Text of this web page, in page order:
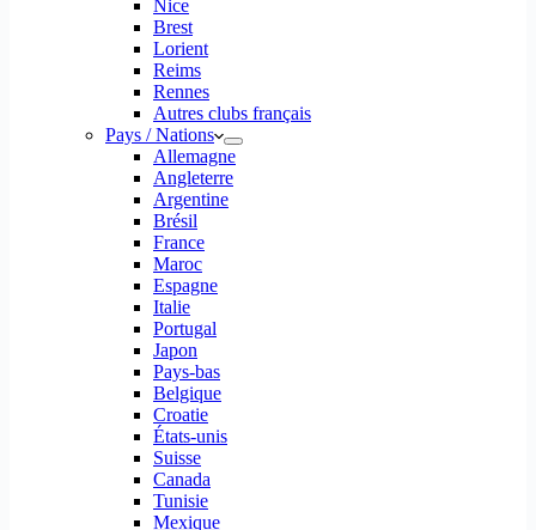
Nice
Brest
Lorient
Reims
Rennes
Autres clubs français
Pays / Nations
Allemagne
Angleterre
Argentine
Brésil
France
Maroc
Espagne
Italie
Portugal
Japon
Pays-bas
Belgique
Croatie
États-unis
Suisse
Canada
Tunisie
Mexique